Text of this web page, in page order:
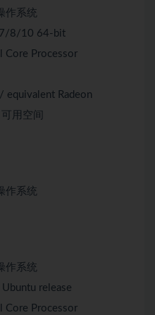
作系统
8/10 64-bit
Core Processor
equivalent Radeon
用空间
作系统
作系统
release
Core Processor